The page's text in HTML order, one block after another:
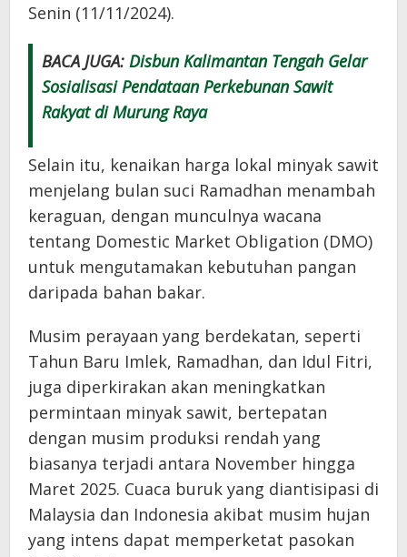
Senin (11/11/2024).
BACA JUGA: Disbun Kalimantan Tengah Gelar
Sosialisasi Pendataan Perkebunan Sawit
Rakyat di Murung Raya
Selain itu, kenaikan harga lokal minyak sawit
menjelang bulan suci Ramadhan menambah
keraguan, dengan munculnya wacana
tentang Domestic Market Obligation (DMO)
untuk mengutamakan kebutuhan pangan
daripada bahan bakar.
Musim perayaan yang berdekatan, seperti
Tahun Baru Imlek, Ramadhan, dan Idul Fitri,
juga diperkirakan akan meningkatkan
permintaan minyak sawit, bertepatan
dengan musim produksi rendah yang
biasanya terjadi antara November hingga
Maret 2025. Cuaca buruk yang diantisipasi di
Malaysia dan Indonesia akibat musim hujan
yang intens dapat memperketat pasokan